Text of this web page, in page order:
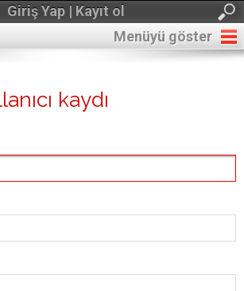
Giriş Yap | Kayıt ol
Menüyü göster
kaydı